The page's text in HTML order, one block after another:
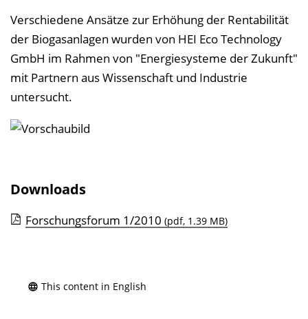
b
l
e
Verschiedene Ansätze zur Erhöhung der Rentabilität
der Biogasanlagen wurden von HEI Eco Technology
GmbH im Rahmen von "Energiesysteme der Zukunft"
mit Partnern aus Wissenschaft und Industrie
untersucht.
Downloads
Forschungsforum 1/2010 (pdf, 1.39 MB)
This content in English